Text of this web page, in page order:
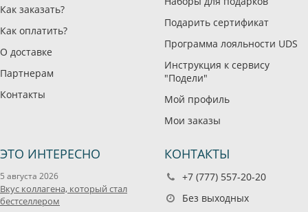
Как заказать?
Как оплатить?
О доставке
Партнерам
Контакты
Подарить сертификат
Программа лояльности UDS
Инструкция к сервису
"Подели"
Мой профиль
Мои заказы
ЭТО ИНТЕРЕСНО
5 августа 2026
Вкус коллагена, который стал
бестселлером
КОНТАКТЫ
+7 (777) 557-20-20
Без выходных